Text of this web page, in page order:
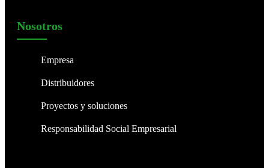
Nosotros
Empresa
Distribuidores
Proyectos y soluciones
Responsabilidad Social Empresarial